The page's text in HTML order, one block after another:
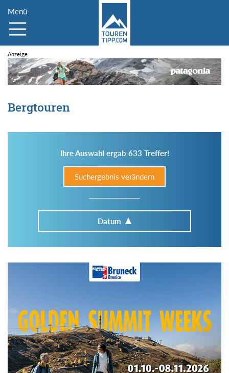
Menü
Bergtouren
Ihre Auswahl ergab 633 Treffer!
Suchergebnis verändern
Datum
Im Tourenarchiv suchen
Region: